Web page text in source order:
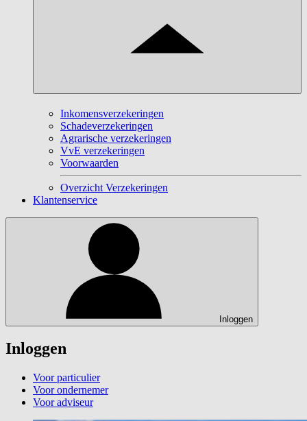
Inkomensverzekeringen
Schadeverzekeringen
Agrarische verzekeringen
VvE verzekeringen
Voorwaarden
Overzicht Verzekeringen
Klantenservice
Inloggen
Inloggen
Voor particulier
Voor ondernemer
Voor adviseur